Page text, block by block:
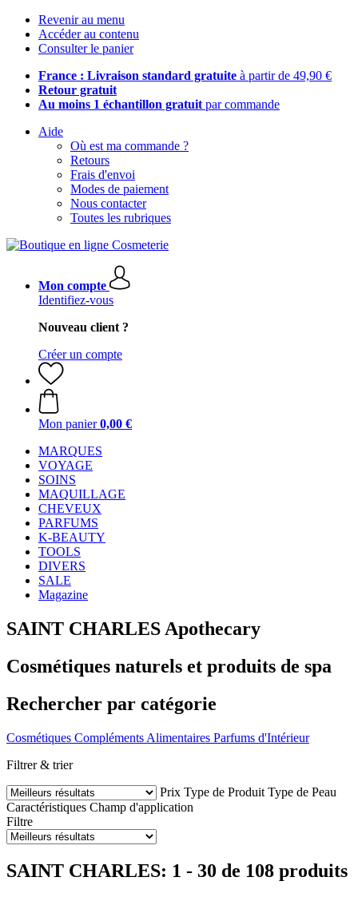
Revenir au menu
Accéder au contenu
Consulter le panier
France : Livraison standard gratuite à partir de 49,90 €
Retour gratuit
Au moins 1 échantillon gratuit par commande
Aide
Où est ma commande ?
Retours
Frais d'envoi
Modes de paiement
Nous contacter
Toutes les rubriques
Mon compte
Identifiez-vous
Nouveau client ?
Créer un compte
Mon panier 0,00 €
MARQUES
VOYAGE
SOINS
MAQUILLAGE
CHEVEUX
PARFUMS
K-BEAUTY
TOOLS
DIVERS
SALE
Magazine
SAINT CHARLES Apothecary
Cosmétiques naturels et produits de spa
Rechercher par catégorie
Cosmétiques Compléments Alimentaires Parfums d'Intérieur
Filtrer & trier
Prix Type de Produit Type de Peau
Caractéristiques Champ d'application
Filtre
SAINT CHARLES: 1 - 30 de 108 produits